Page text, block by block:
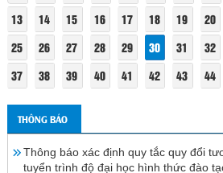
13
14 15 16 17 18 19 20
25
26 27 28 29 30 31 32
37
38 39 40 41 42 43 44
THÔNG BÁO
Thông báo xác định quy tắc quy đổi
tuyển trình độ đại học hình thức đào